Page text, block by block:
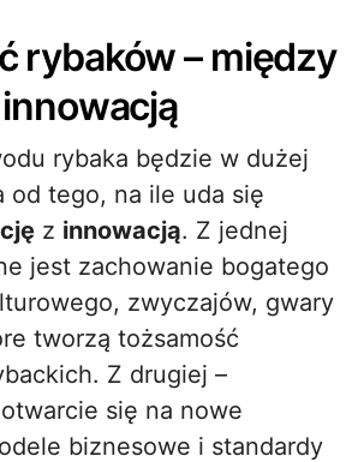
rybaków – między
rybaka będzie w dużej
od tego, na ile uda się
z innowacją. Z jednej
jest zachowanie bogatego
zwyczajów, gwary
tworzą tożsamość
Z drugiej –
się na nowe
biznesowe i standardy